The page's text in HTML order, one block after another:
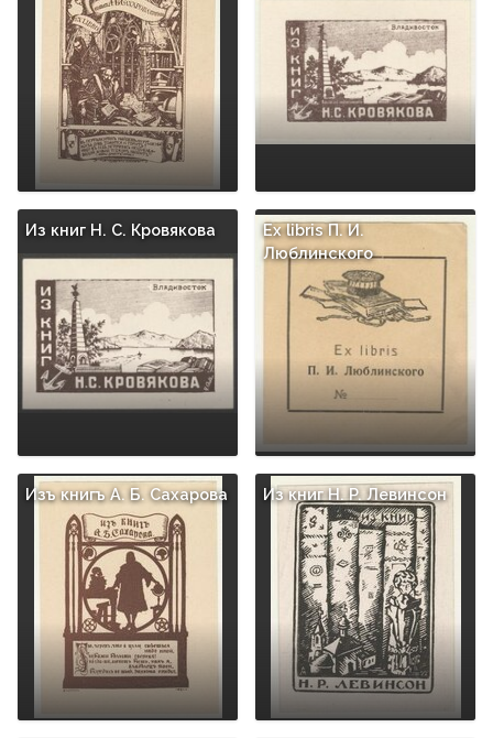
Из книг Н. С. Кровякова
Ex libris П. И.
Люблинского
Изъ книгъ А. Б. Сахарова Из книг H. P. Левинсон